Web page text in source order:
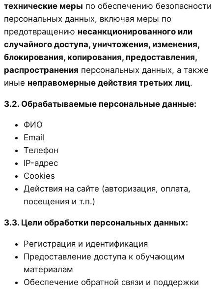
технические меры по обеспечению безопасности
персональных данных, включая меры по
предотвращению несанкционированного или
случайного доступа, уничтожения, изменения,
блокирования, копирования, предоставления,
распространения персональных данных, а также
иные неправомерные действия третьих лиц.
3.2. Обрабатываемые персональные данные:
ФИО
Email
Телефон
IP-адрес
Cookies
Действия на сайте (авторизация, оплата,
посещения и т.п.)
3.3. Цели обработки персональных данных:
Регистрация и идентификация
Предоставление доступа к обучающим
материалам
Обеспечение обратной связи и поддержки